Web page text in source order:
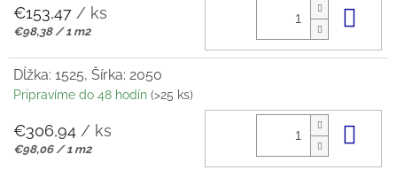
€153,47 / ks
Jednotková
€98,38 / 1 m2
Dĺžka: 1525, Šírka: 2050
Pripravíme do 48 hodín (>25 ks)
€306,94 / ks
Jednotková
€98,06 / 1 m2